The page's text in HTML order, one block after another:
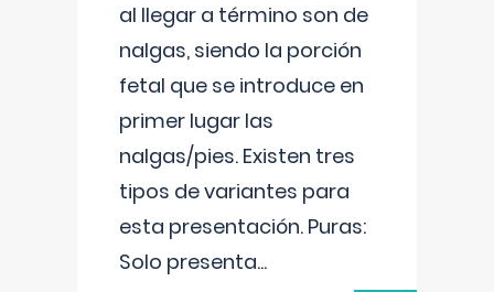
al llegar a término son de
nalgas, siendo la porción
fetal que se introduce en
primer lugar las
nalgas/pies. Existen tres
tipos de variantes para
esta presentación. Puras:
Solo presenta...